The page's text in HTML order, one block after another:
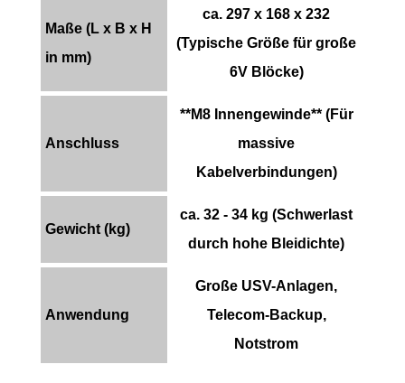
Maße (L x B x H
in mm)
ca. 297 x 168 x 232
(Typische Größe für große
6V Blöcke)
Anschluss
**M8 Innengewinde** (Für
massive
Kabelverbindungen)
Gewicht (kg)
ca. 32 - 34 kg (Schwerlast
durch hohe Bleidichte)
Anwendung
Große USV-Anlagen,
Telecom-Backup,
Notstrom